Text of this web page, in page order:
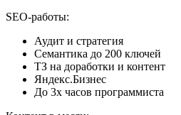
SEO-работы:
Аудит и стратегия
Семантика до 200 ключей
ТЗ на доработки и контент
Яндекс.Бизнес
До 3х часов программиста